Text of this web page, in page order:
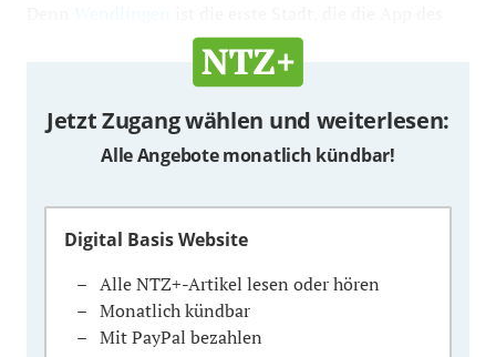
Jetzt Zugang wählen und weiterlesen:
Alle Angebote monatlich kündbar!
Digital Basis Website
Alle NTZ+-Artikel lesen oder hören
Monatlich kündbar
Mit PayPal bezahlen